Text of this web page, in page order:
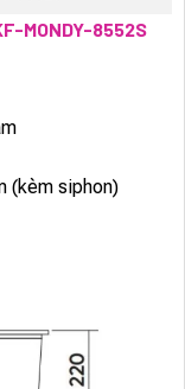
MONDY-8552S
(kèm siphon)